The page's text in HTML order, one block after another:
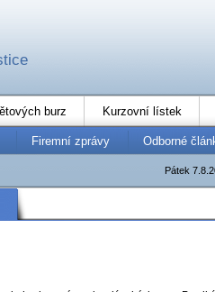
burz Kurzovní lístek
Firemní zprávy Odborné
Pátek